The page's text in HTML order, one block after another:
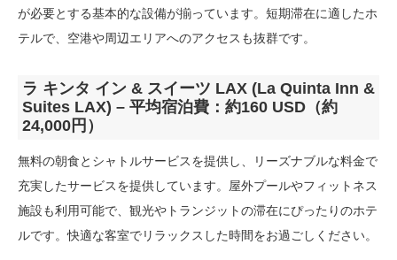
が必要とする基本的な設備が揃っています。短期滞在に適したホ
テルで、空港や周辺エリアへのアクセスも抜群です。
ラ キンタ イン & スイーツ LAX (La Quinta Inn &
Suites LAX) – 平均宿泊費：約160 USD（約
24,000円）
無料の朝食とシャトルサービスを提供し、リーズナブルな料金で
充実したサービスを提供しています。屋外プールやフィットネス
施設も利用可能で、観光やトランジットの滞在にぴったりのホテ
ルです。快適な客室でリラックスした時間をお過ごしください。